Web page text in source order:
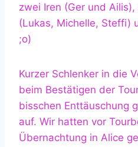
zwei Iren (Ger und
(Lukas, Michelle, Steffi)
;o)
Kurzer Schlenker in die
beim Bestätigen der
bisschen Enttäuschung
auf. Wir hatten vor
Übernachtung in Alice